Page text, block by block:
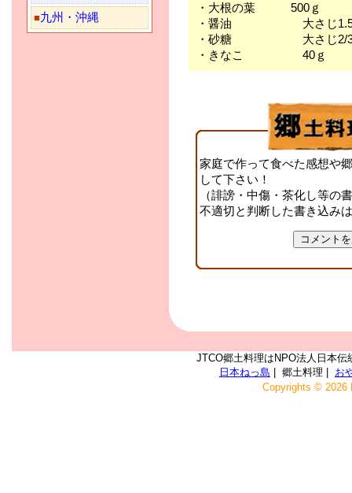
■九州・沖縄
・大根の葉 500ｇ
・醤油 大さじ
・砂糖 大さじ2/
・きなこ 40ｇ
家庭で作って食べた感想や
して下さい！
（誹謗・中傷・茶化し等の
不適切と判断した書き込み
JTCO郷土料理はNPO法人日本
日本ねっ島 | 郷土料理 | お
Copyrights © 2026